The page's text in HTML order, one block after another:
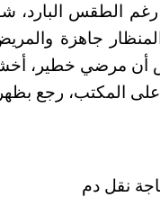
الطقس البارد،
جاهزة والمريض
أن مرضي خطير،
على المكتب، رجع
نقل دم